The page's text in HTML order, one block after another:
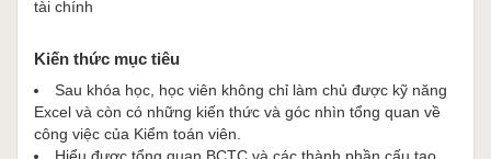
tham gia một diễn đàn đặc biệt mà chỉ dành cho học viên
của lớp, nơi có thể giải đáp những thắc mắc, khó khăn và sẽ
nhận được sự tư vấn nhiệt tình từ Giảng viên. Khóa học sẽ
hướng dẫn học viên một cái nhìn tổng quát về Báo cáo tài
chính và sẽ được tiếp xúc với góc nhìn mới với tư duy của
tài chính
Kiến thức mục tiêu
Sau khóa học, học viên không chỉ làm chủ được kỹ năng
Excel và còn có những kiến thức và góc nhìn tổng quan về
công việc của Kiểm toán viên.
Hiểu được tổng quan BCTC và các thành phần cấu tạo